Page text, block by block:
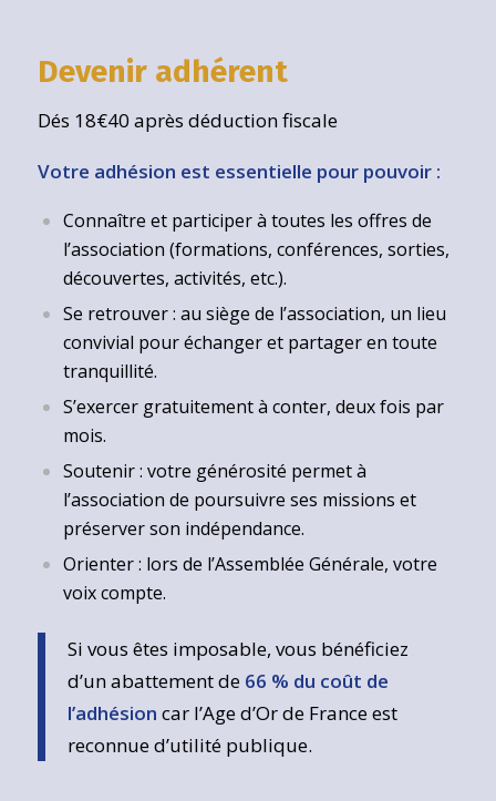
Devenir adhérent
Dés 18€40 après déduction fiscale
Votre adhésion est essentielle pour pouvoir :
Connaître et participer à toutes les offres de
l’association (formations, conférences, sorties,
découvertes, activités, etc.).
Se retrouver : au siège de l’association, un lieu
convivial pour échanger et partager en toute
tranquillité.
S’exercer gratuitement à conter, deux fois par
mois.
Soutenir : votre générosité permet à
l’association de poursuivre ses missions et
préserver son indépendance.
Orienter : lors de l’Assemblée Générale, votre
voix compte.
Si vous êtes imposable, vous bénéficiez
d’un abattement de 66 % du coût de
l’adhésion car l’Age d’Or de France est
reconnue d’utilité publique.